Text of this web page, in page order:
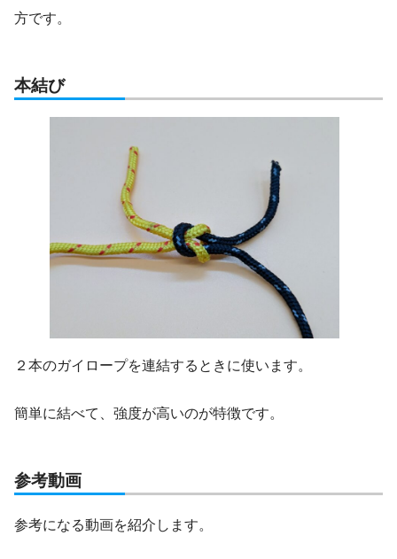
方です。
本結び
２本のガイロープを連結するときに使います。
簡単に結べて、強度が高いのが特徴です。
参考動画
参考になる動画を紹介します。